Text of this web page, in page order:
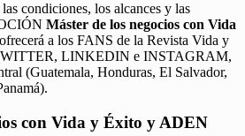
condiciones, los alcances y las
Máster de los negocios con Vida
a los FANS de la Revista Vida y
LINKEDIN e INSTAGRAM,
(Guatemala, Honduras, El Salvador,
con Vida y Éxito y ADEN